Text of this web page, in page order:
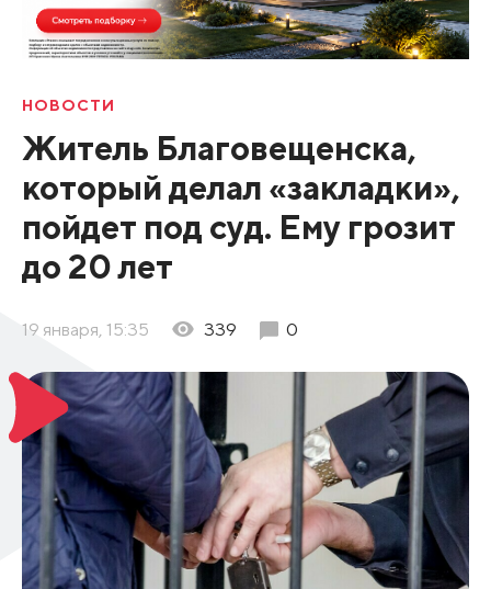
НОВОСТИ
Житель Благовещенска,
который делал «закладки»,
пойдет под суд. Ему грозит
до 20 лет
19 января, 15:35 339 0